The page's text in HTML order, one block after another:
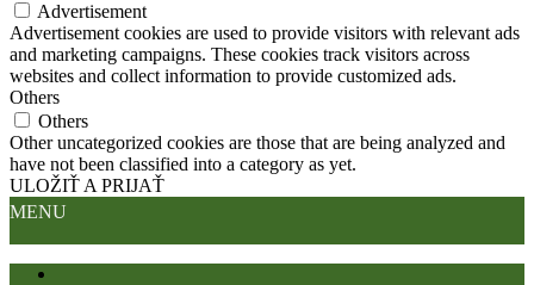
Advertisement
Advertisement cookies are used to provide visitors with relevant ads
and marketing campaigns. These cookies track visitors across
websites and collect information to provide customized ads.
Others
Others
Other uncategorized cookies are those that are being analyzed and
have not been classified into a category as yet.
ULOŽIŤ A PRIJAŤ
MENU